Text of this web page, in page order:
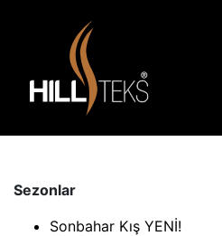
Sezonlar
Sonbahar Kış YENİ!